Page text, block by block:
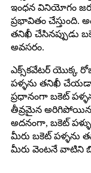
ఇంధన వినియోగం
ప్రభావితం చేస్తుంది.
తనిఖీ చేసినప్పుడు
అవసరం.
ఎక్స్‌కవేటర్ యొక్క
పళ్ళను తనిఖీ
ప్రధానంగా బకెట్
తీవ్రమైన అరిగిపోయిన
అదనంగా, బకెట్
మీరు బకెట్ పళ్ళను
మీరు వెంటనే వాటిని